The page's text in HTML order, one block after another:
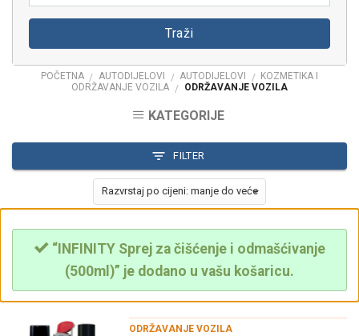
Traži
POČETNA / AUTODIJELOVI / AUTODIJELOVI / KOZMETIKA I
ODRŽAVANJE VOZILA / ODRŽAVANJE VOZILA
KATEGORIJE
FILTER
“INFINITY Sprej za čišćenje i odmašćivanje
(500ml)” je dodano u vašu košaricu.
ODRŽAVANJE VOZILA